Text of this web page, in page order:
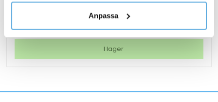
Anpassa
1 311,25kr
LED
Georgina
I lager